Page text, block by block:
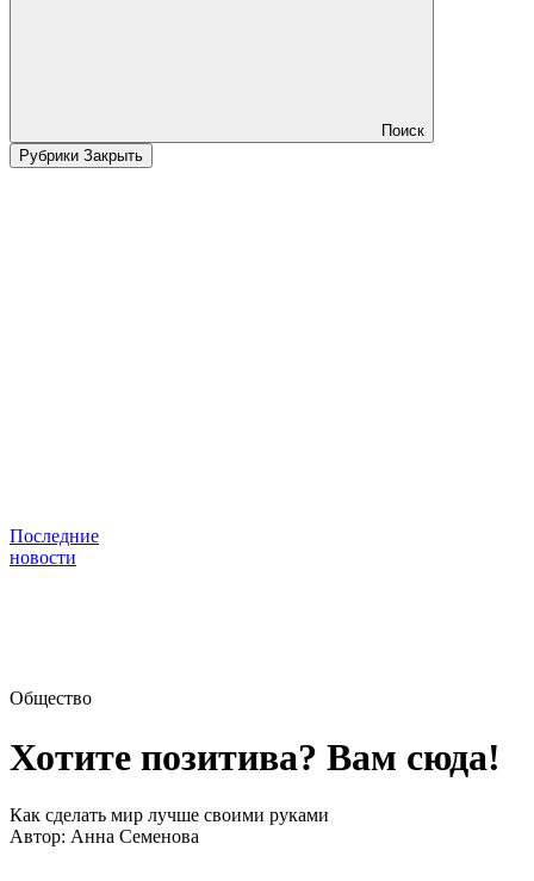
Поиск
Рубрики Закрыть
Последние
новости
Общество
Хотите позитива? Вам сюда!
Как сделать мир лучше своими руками
Автор: Анна Семенова